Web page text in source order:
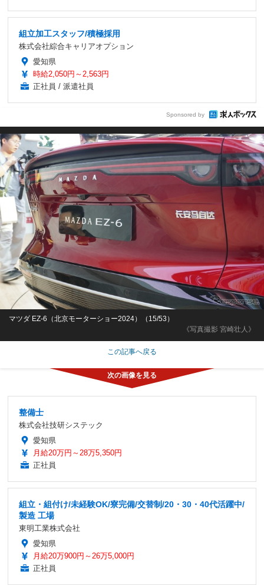
組立加工スタッフ/積極採用
株式会社綜合キャリアオプション
愛知県
時給2,050円～2,563円
正社員 / 派遣社員
Sponsored by
《写真撮影 宮崎壮人》
マツダ EZ-6（北京モーターショー2024）（15/53）
この記事へ戻る
整備士
株式会社技研システック
愛知県
月給20万円～28万5,350円
正社員
組立・組付け/未経験OK/寮完備/交替制/20・30・40代活躍中/
製造 工場
東明工業株式会社
愛知県
月給20万900円～26万5,000円
正社員